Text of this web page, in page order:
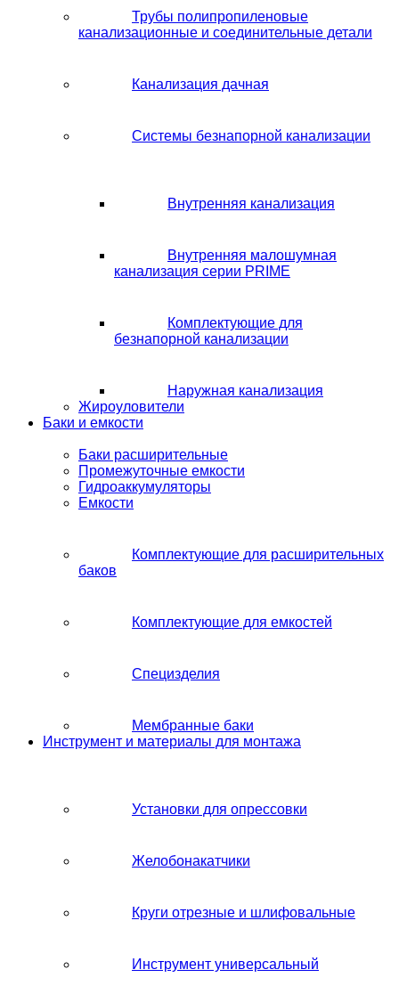
Трубы полипропиленовые
канализационные и соединительные детали
Канализация дачная
Системы безнапорной канализации
Внутренняя канализация
Внутренняя малошумная
канализация серии PRIME
Комплектующие для
безнапорной канализации
Наружная канализация
Жироуловители
Баки и емкости
Баки расширительные
Промежуточные емкости
Гидроаккумуляторы
Емкости
Комплектующие для расширительных
баков
Комплектующие для емкостей
Специзделия
Мембранные баки
Инструмент и материалы для монтажа
Установки для опрессовки
Желобонакатчики
Круги отрезные и шлифовальные
Инструмент универсальный